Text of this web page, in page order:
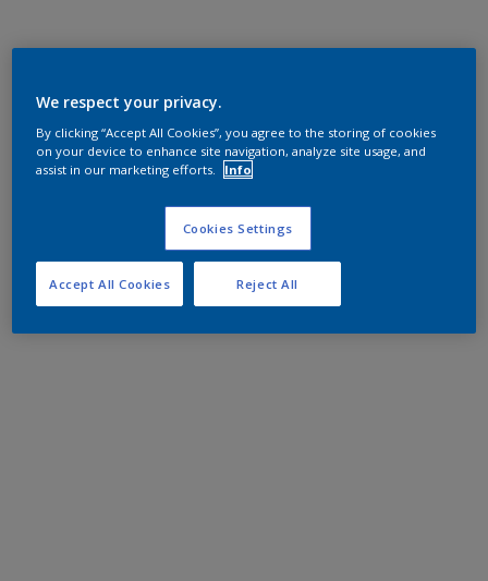
We respect your privacy.
By clicking “Accept All Cookies”, you agree to the storing of cookies
on your device to enhance site navigation, analyze site usage, and
assist in our marketing efforts.
Info
Cookies Settings
Reject All
Accept All Cookies